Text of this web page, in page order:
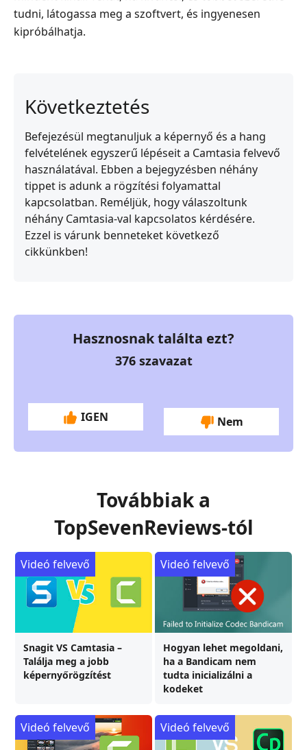
tudni, látogassa meg a szoftvert, és ingyenesen
kipróbálhatja.
Következtetés
Befejezésül megtanuljuk a képernyő és a hang
felvételének egyszerű lépéseit a Camtasia felvevő
használatával. Ebben a bejegyzésben néhány
tippet is adunk a rögzítési folyamattal
kapcsolatban. Reméljük, hogy válaszoltunk
néhány Camtasia-val kapcsolatos kérdésére.
Ezzel is várunk benneteket következő
cikkünkben!
Hasznosnak találta ezt?
376szavazat
IGEN Nem
Továbbiak a
TopSevenReviews-tól
Snagit VS Camtasia –
Találja meg a jobb
képernyőrögzítést
Videó felvevő
Hogyan lehet megoldani,
ha a Bandicam nem
tudta inicializálni a
kodeket
Videó felvevő
Videó felvevő Videó felvevő